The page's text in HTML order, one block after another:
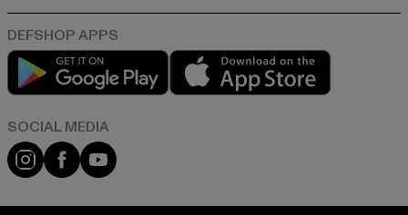
Play market
Instagram
FacebookYouTube